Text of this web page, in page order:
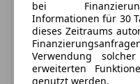
hoher
gewerblich: Beim
Fahrzeug selbst,
Nutzungsrecht.
Leasinggesellschaft,
Kann ich mein
konfigurieren?
bei
Informationen für 30
dieses Zeitraums
Verwendung
erweiterten
genutzt werden.